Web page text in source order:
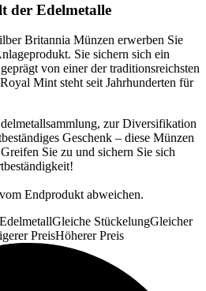
der Edelmetalle
Britannia Münzen erwerben Sie
Sie sichern sich ein
von einer der traditionsreichsten
Mint steht seit Jahrhunderten für
zur Diversifikation
Geschenk – diese Münzen
Sie zu und sichern Sie sich
Endprodukt abweichen.
Gleiche StückelungGleicher
PreisHöherer Preis